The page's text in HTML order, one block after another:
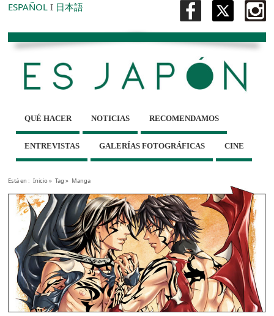
ESPAÑOL I 日本語
QUÉ HACER NOTICIAS RECOMENDAMOS
ENTREVISTAS GALERÍAS FOTOGRÁFICAS CINE
Está en : Inicio» Tag » Manga